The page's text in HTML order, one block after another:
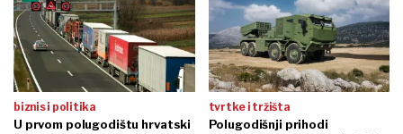
biznis i politika
U prvom polugodištu hrvatski
tvrtke i tržišta
Polugodišnji prihodi